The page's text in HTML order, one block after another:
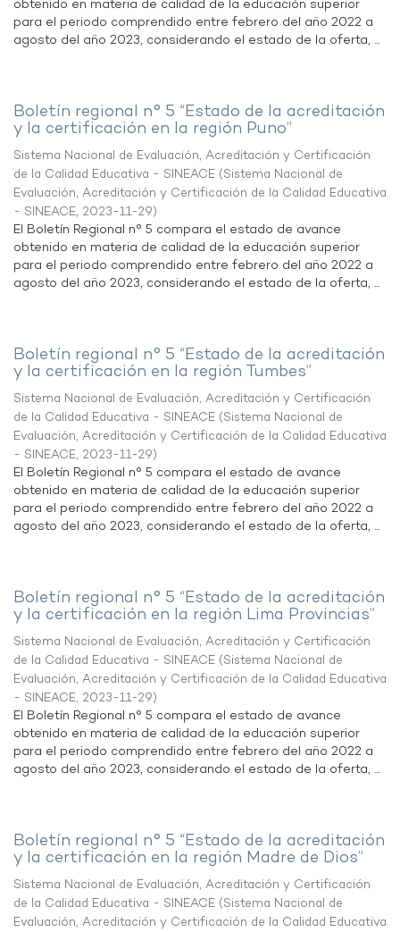
obtenido en materia de calidad de la educación superior
para el periodo comprendido entre febrero del año 2022 a
agosto del año 2023, considerando el estado de la oferta, ...
Boletín regional n° 5 “Estado de la acreditación
y la certificación en la región Puno”
Sistema Nacional de Evaluación, Acreditación y Certificación
de la Calidad Educativa - SINEACE (Sistema Nacional de
Evaluación, Acreditación y Certificación de la Calidad Educativa
- SINEACE, 2023-11-29)
El Boletín Regional n° 5 compara el estado de avance
obtenido en materia de calidad de la educación superior
para el periodo comprendido entre febrero del año 2022 a
agosto del año 2023, considerando el estado de la oferta, ...
Boletín regional n° 5 “Estado de la acreditación
y la certificación en la región Tumbes”
Sistema Nacional de Evaluación, Acreditación y Certificación
de la Calidad Educativa - SINEACE (Sistema Nacional de
Evaluación, Acreditación y Certificación de la Calidad Educativa
- SINEACE, 2023-11-29)
El Boletín Regional n° 5 compara el estado de avance
obtenido en materia de calidad de la educación superior
para el periodo comprendido entre febrero del año 2022 a
agosto del año 2023, considerando el estado de la oferta, ...
Boletín regional n° 5 “Estado de la acreditación
y la certificación en la región Lima Provincias”
Sistema Nacional de Evaluación, Acreditación y Certificación
de la Calidad Educativa - SINEACE (Sistema Nacional de
Evaluación, Acreditación y Certificación de la Calidad Educativa
- SINEACE, 2023-11-29)
El Boletín Regional n° 5 compara el estado de avance
obtenido en materia de calidad de la educación superior
para el periodo comprendido entre febrero del año 2022 a
agosto del año 2023, considerando el estado de la oferta, ...
Boletín regional n° 5 “Estado de la acreditación
y la certificación en la región Madre de Dios”
Sistema Nacional de Evaluación, Acreditación y Certificación
de la Calidad Educativa - SINEACE (Sistema Nacional de
Evaluación, Acreditación y Certificación de la Calidad Educativa